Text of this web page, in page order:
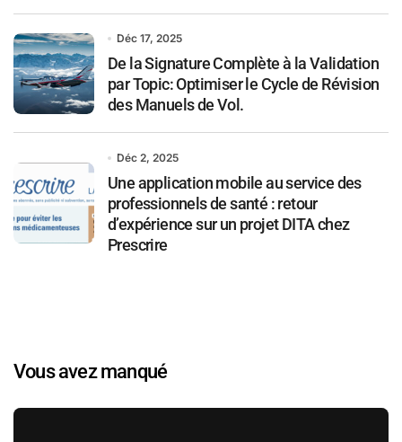
Déc 17, 2025
De la Signature Complète à la Validation
par Topic: Optimiser le Cycle de Révision
des Manuels de Vol.
Déc 2, 2025
Une application mobile au service des
professionnels de santé : retour
d’expérience sur un projet DITA chez
Prescrire
Vous avez manqué